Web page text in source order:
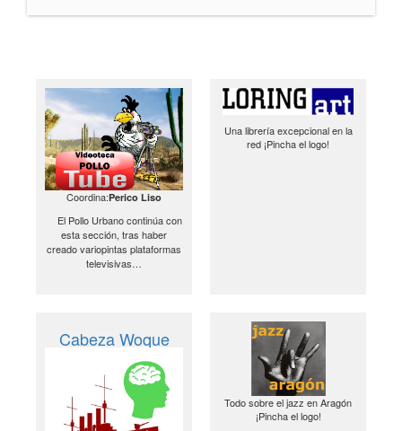
Coordina:Perico Liso
El Pollo Urbano continúa con
esta sección, tras haber
creado variopintas plataformas
televisivas…
Una librería excepcional en la
red ¡Pincha el logo!
Cabeza Woque
Todo sobre el jazz en Aragón
¡Pincha el logo!